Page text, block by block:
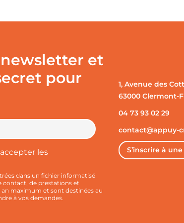
et
pour
les
dans un fichier informatisé
contact, de prestations et
maximum et sont destinées au
à vos demandes.
1, Avenue des
63000 Clermont-
04 73 93 02 29
contact@appuy-
S’inscrire à